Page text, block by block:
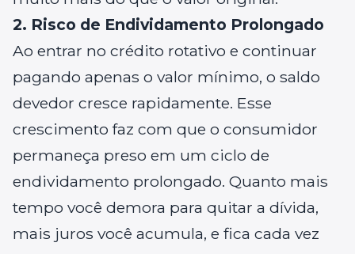
2. Risco de Endividamento Prolongado
Ao entrar no crédito rotativo e continuar
pagando apenas o valor mínimo, o saldo
devedor cresce rapidamente. Esse
crescimento faz com que o consumidor
permaneça preso em um ciclo de
endividamento prolongado. Quanto mais
tempo você demora para quitar a dívida,
mais juros você acumula, e fica cada vez